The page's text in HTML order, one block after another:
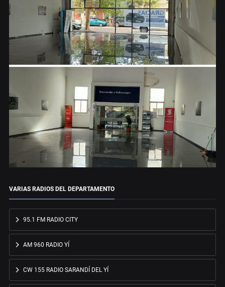
VARIAS RADIOS DEL DEPARTAMENTO
95.1 FM RADIO CITY
AM 960 RADIO YÍ
CW 155 RADIO SARANDÍ DEL YÍ